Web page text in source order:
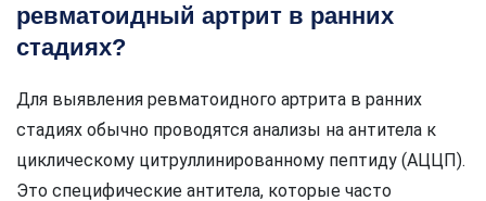
ревматоидный артрит в ранних
стадиях?
Для выявления ревматоидного артрита в ранних
стадиях обычно проводятся анализы на антитела к
циклическому цитруллинированному пептиду (АЦЦП).
Это специфические антитела, которые часто